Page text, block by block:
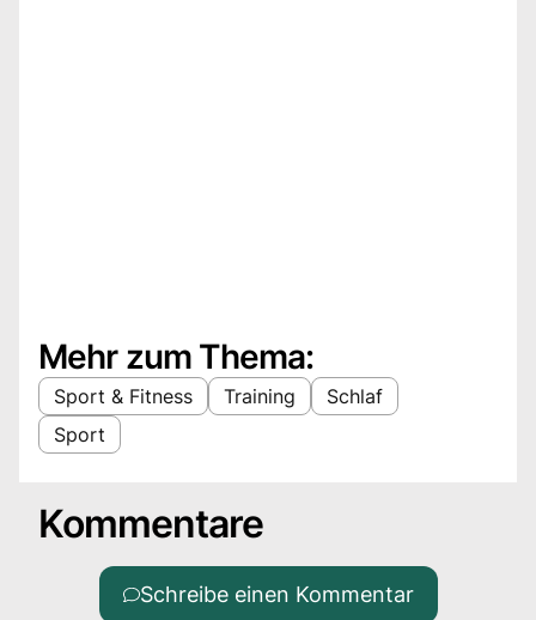
Mehr zum Thema:
Sport & Fitness Training
Schlaf
Sport
Kommentare
Schreibe einen Kommentar